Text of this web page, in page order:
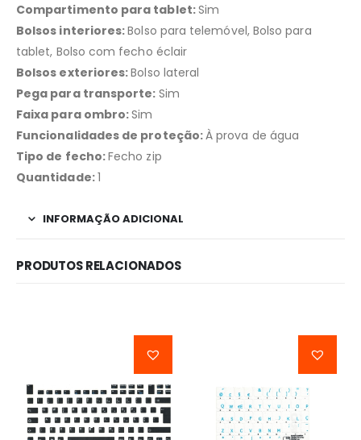
Compartimento para tablet:Sim
Bolsos interiores:Bolso para telemóvel, Bolso para
tablet, Bolso com fecho éclair
Bolsos exteriores:Bolso lateral
Pega para transporte: Sim
Faixa para ombro:Sim
Funcionalidades de proteção:À prova de água
Tipo de fecho:Fecho zip
Quantidade:1
INFORMAÇÃO ADICIONAL
PRODUTOS RELACIONADOS